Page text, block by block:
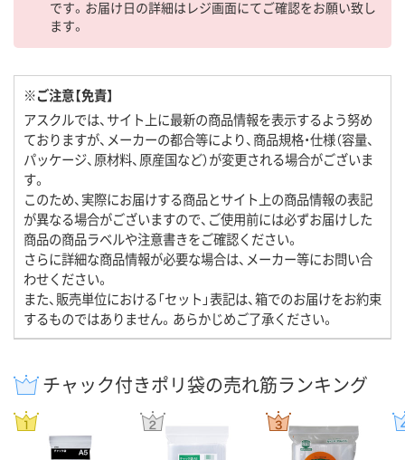
です。お届け日の詳細はレジ画面にてご確認をお願い致し
ます。
※ご注意【免責】
アスクルでは、サイト上に最新の商品情報を表示するよう努め
ておりますが、メーカーの都合等により、商品規格・仕様（容量、
パッケージ、原材料、原産国など）が変更される場合がございま
す。
このため、実際にお届けする商品とサイト上の商品情報の表記
が異なる場合がございますので、ご使用前には必ずお届けした
商品の商品ラベルや注意書きをご確認ください。
さらに詳細な商品情報が必要な場合は、メーカー等にお問い合
わせください。
また、販売単位における「セット」表記は、箱でのお届けをお約束
するものではありません。あらかじめご了承ください。
チャック付きポリ袋の売れ筋ランキング